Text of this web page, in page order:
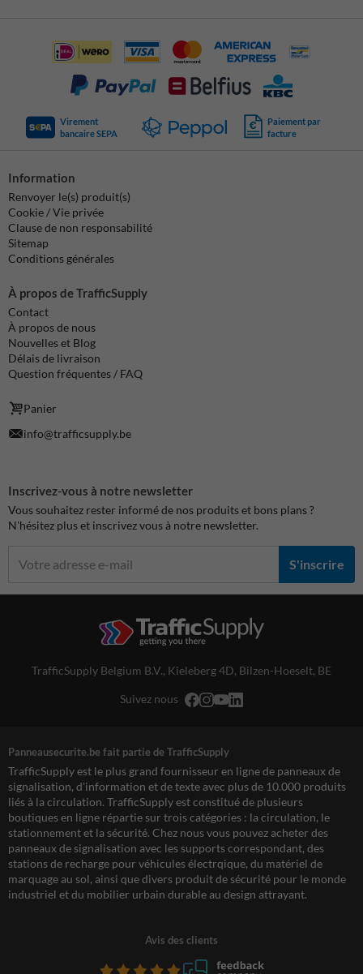
Virement
bancaire SEPA
Paiement par
facture
Information
Renvoyer le(s) produit(s)
Cookie / Vie privée
Clause de non responsabilité
Sitemap
Conditions générales
À propos de TrafficSupply
Contact
À propos de nous
Nouvelles et Blog
Délais de livraison
Question fréquentes / FAQ
Panier
info@trafficsupply.be
Inscrivez-vous à notre newsletter
Vous souhaitez rester informé de nos produits et bons plans ?
N'hésitez plus et inscrivez vous à notre newsletter.
S'inscrire
TrafficSupply Belgium B.V., Kieleberg 4D, Bilzen-Hoeselt, BE
Suivez nous
Panneausecurite.be fait partie de TrafficSupply
TrafficSupply est le plus grand fournisseur en ligne de panneaux de
signalisation, d'information et de texte avec plus de 10.000 produits
liés à la circulation. TrafficSupply est constitué de plusieurs
boutiques en ligne répartie sur trois catégories : la circulation, le
stationnement et la sécurité. Chez nous vous pouvez acheter des
panneaux de signalisation avec les supports correspondant, des
stations de recharge pour véhicules électrqique, du matériel de
marquage au sol, ainsi que divers produit de sécurité pour le monde
industriel et du mobilier urbain durable au design attrayant.
Avis des clients